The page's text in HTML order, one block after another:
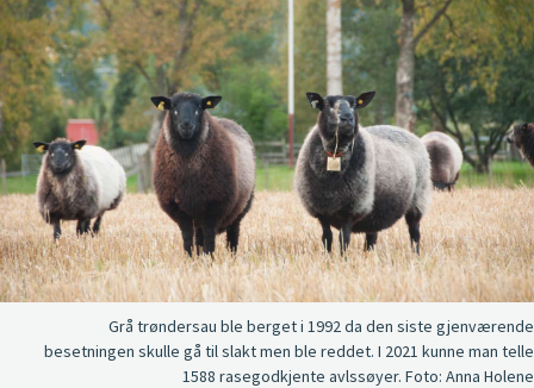
Grå trøndersau ble berget i 1992 da den siste gjenværende
besetningen skulle gå til slakt men ble reddet. I 2021 kunne man telle
1588 rasegodkjente avlssøyer. Foto: Anna Holene